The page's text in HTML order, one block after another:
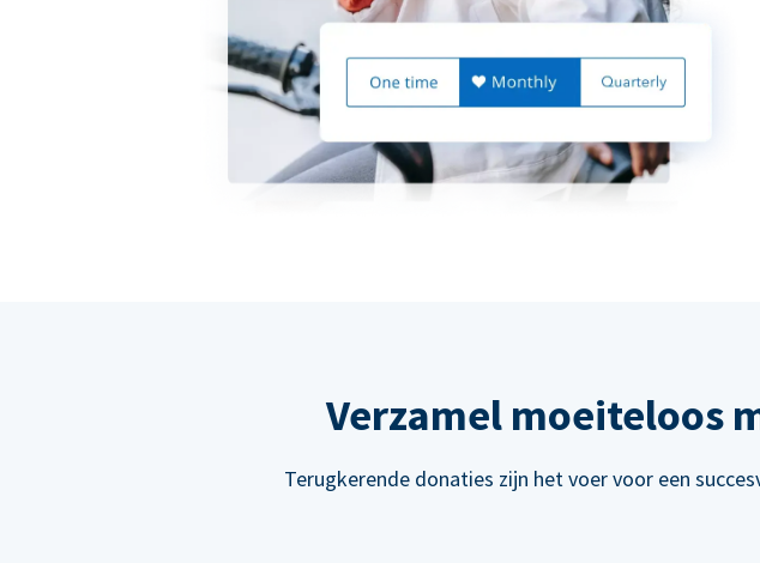
Verzamel moeiteloos
Terugkerende donaties zijn het voer voor een